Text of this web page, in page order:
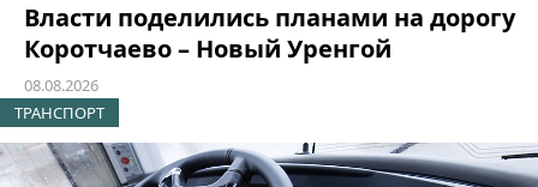
Власти поделились планами на дорогу
Коротчаево – Новый Уренгой
08.08.2026
ТРАНСПОРТ